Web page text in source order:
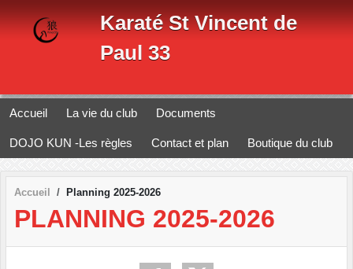
Karaté St Vincent de
Paul 33
Accueil La vie du club Documents
DOJO KUN -Les règles Contact et plan Boutique du club
Accueil Planning 2025-2026
PLANNING 2025-2026